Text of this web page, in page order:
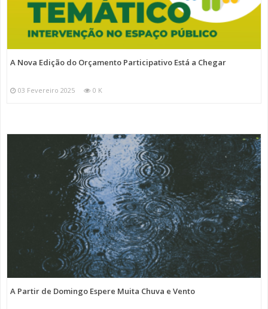
A Nova Edição do Orçamento Participativo Está a Chegar
03 Fevereiro 2025 0 K
A Partir de Domingo Espere Muita Chuva e Vento